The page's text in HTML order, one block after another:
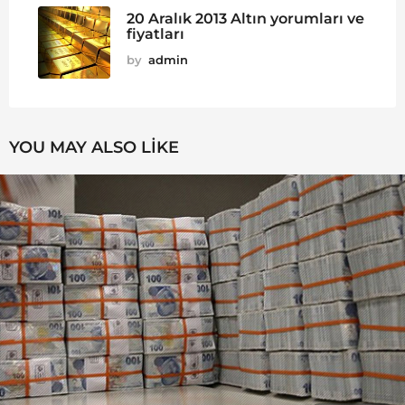
20 Aralık 2013 Altın yorumları ve
fiyatları
by admin
YOU MAY ALSO LIKE